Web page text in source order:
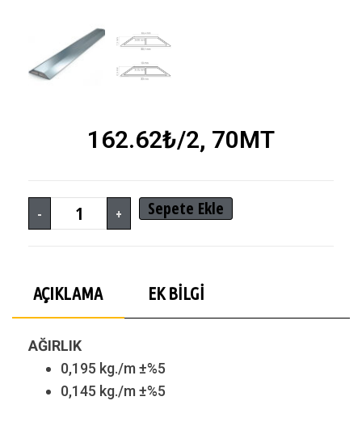
162.62₺/2, 70MT
- + Sepete Ekle
AÇIKLAMA EK BILGI
AĞIRLIK
0,195 kg./m ±%5
0,145 kg./m ±%5